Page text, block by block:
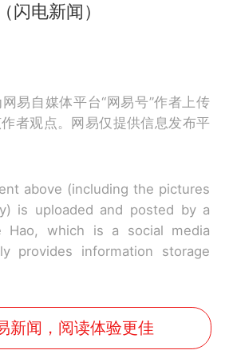
闪电新闻）
易自媒体平台“网易号”作者上传
者观点。网易仅提供信息发布平
above (including the pictures
is uploaded and posted by a
Hao, which is a social media
provides information storage
新闻，阅读体验更佳